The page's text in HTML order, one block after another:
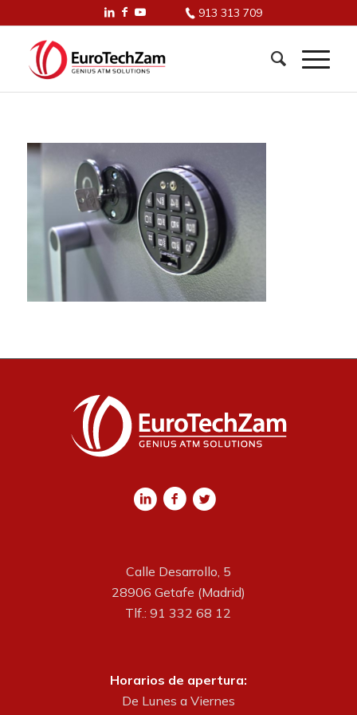
913 313 709
Calle Desarrollo, 5
28906 Getafe (Madrid)
Tlf.: 91 332 68 12
Horarios de apertura:
De Lunes a Viernes